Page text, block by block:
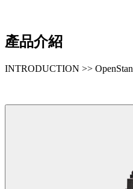
產品介紹
INTRODUCTION >>